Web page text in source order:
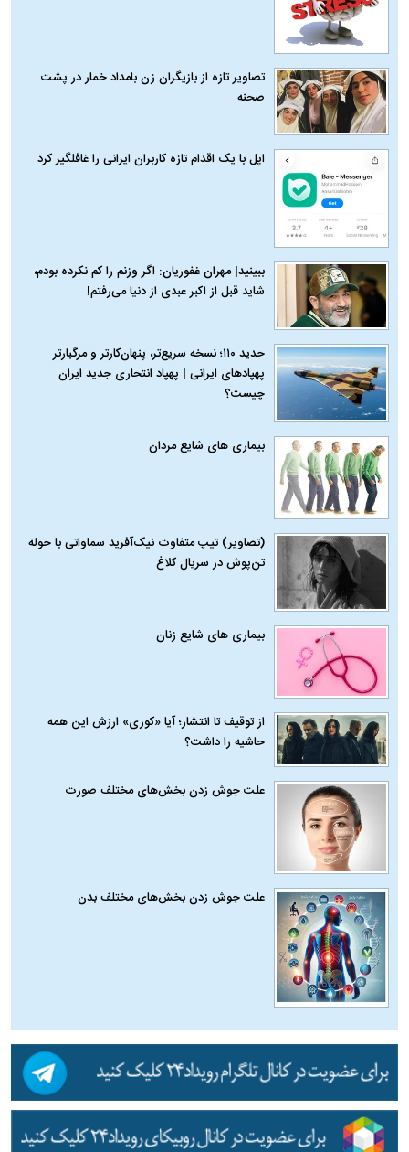
تصاویر تازه از بازیگران زن بامداد خمار در پشت
صحنه
اپل با یک اقدام تازه کاربران ایرانی را غافلگیر کرد
ببینید| مهران غفوریان: اگر وزنم را کم نکرده بودم،
شاید قبل از اکبر عبدی از دنیا می‌رفتم!
حدید ۱۱۰؛ نسخه سریع‌تر، پنهان‌کارتر و مرگبارتر
پهپادهای ایرانی | پهپاد انتحاری جدید ایران
چیست؟
بیماری‌ های شایع مردان
(تصاویر) تیپ متفاوت نیک‌آفرید سماواتی با حوله
تن‌پوش در سریال کلاغ
بیماری‌ های شایع زنان
از توقیف تا انتشار؛ آیا «کوری» ارزش این همه
حاشیه را داشت؟
علت جوش زدن بخش‌های مختلف صورت
علت جوش زدن بخش‌های مختلف بدن